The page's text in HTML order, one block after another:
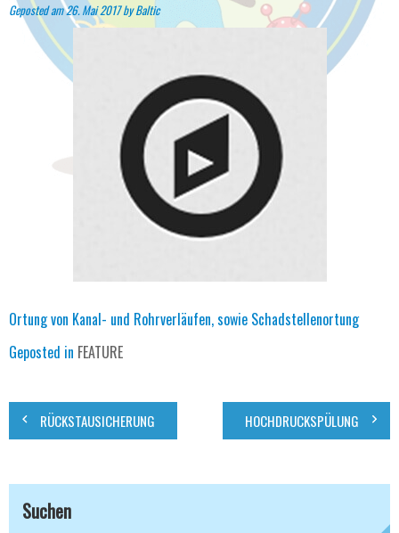
Geposted am26. Mai 2017byBaltic
Ortung von Kanal- und Rohrverläufen, sowie Schadstellenortung
Geposted in FEATURE
Beitragsnavigation
RÜCKSTAUSICHERUNG HOCHDRUCKSPÜLUNG
Suchen